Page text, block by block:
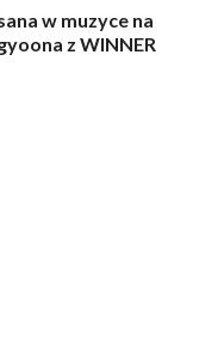
w muzyce na
z WINNER